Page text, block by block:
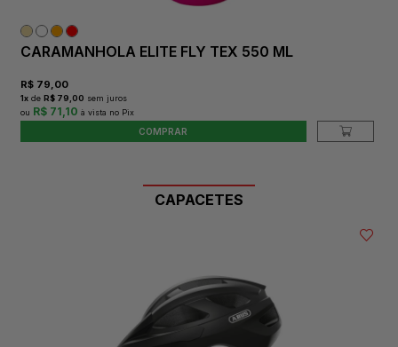
CARAMANHOLA ELITE FLY TEX 550 ML
R$ 79,00
1x de R$ 79,00 sem juros
R$ 71,10
COMPRAR
CAPACETES